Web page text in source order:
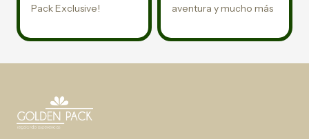
Pack Exclusive!
aventura y mucho más